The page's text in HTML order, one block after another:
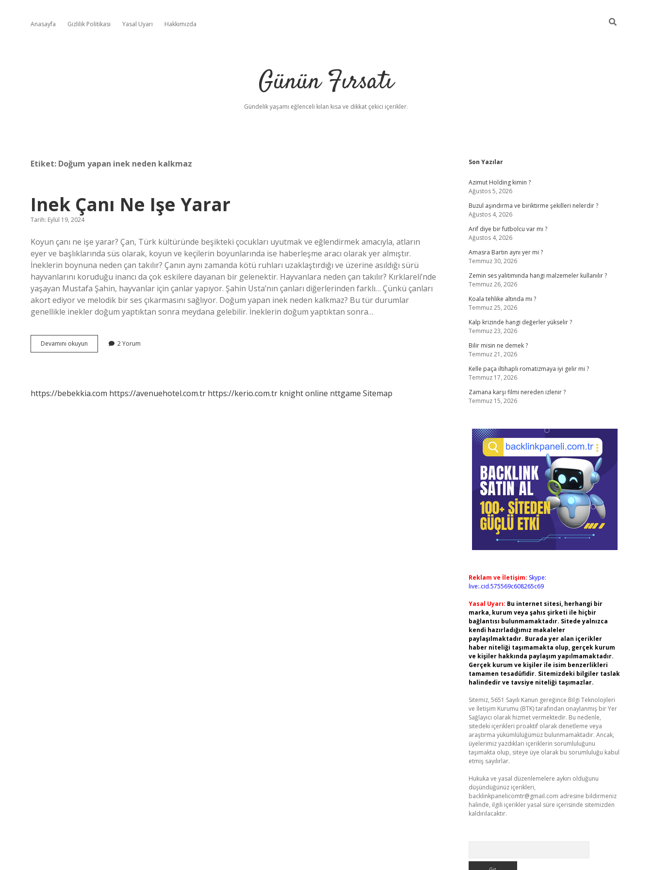
Anasayfa Gizlilik Politikası Yasal Uyarı Hakkımızda
Günün Fırsatı
Gündelik yaşamı eğlenceli kılan kısa ve dikkat çekici içerikler.
Etiket: Doğum yapan inek neden kalkmaz
Inek Çanı Ne Işe Yarar
Tarih: Eylül 19, 2024
Koyun çanı ne işe yarar? Çan, Türk kültüründe beşikteki çocukları uyutmak ve eğlendirmek amacıyla, atların
eyer ve başlıklarında süs olarak, koyun ve keçilerin boyunlarında ise haberleşme aracı olarak yer almıştır.
İneklerin boynuna neden çan takılır? Çanın aynı zamanda kötü ruhları uzaklaştırdığı ve üzerine asıldığı sürü
hayvanlarını koruduğu inancı da çok eskilere dayanan bir gelenektir. Hayvanlara neden çan takılır? Kırklareli’nde
yaşayan Mustafa Şahin, hayvanlar için çanlar yapıyor. Şahin Usta’nın çanları diğerlerinden farklı… Çünkü çanları
akort ediyor ve melodik bir ses çıkarmasını sağlıyor. Doğum yapan inek neden kalkmaz? Bu tür durumlar
genellikle inekler doğum yaptıktan sonra meydana gelebilir. İneklerin doğum yaptıktan sonra…
Devamını okuyun
Çanı
2 Yorum
https://bebekkia.com https://avenuehotel.com.tr https://kerio.com.tr knight online nttgame Sitemap
Sidebar
Son Yazılar
Azimut Holding kimin ?
Ağustos 5, 2026
Buzul aşındırma ve biriktirme şekilleri nelerdir ?
Ağustos 4, 2026
Arif diye bir futbolcu var mı ?
Ağustos 4, 2026
Amasra Bartın aynı yer mi ?
Temmuz 30, 2026
Zemin ses yalıtımında hangi malzemeler kullanılır ?
Temmuz 26, 2026
Koala tehlike altında mı ?
Temmuz 25, 2026
Kalp krizinde hangi değerler yükselir ?
Temmuz 23, 2026
Bilir misin ne demek ?
Temmuz 21, 2026
Kelle paça iltihaplı romatizmaya iyi gelir mi ?
Temmuz 17, 2026
Zamana karşı filmi nereden izlenir ?
Temmuz 15, 2026
Reklam ve İletişim: Skype:
live:.cid.575569c608265c69
Yasal Uyarı: Bu internet sitesi, herhangi bir
marka, kurum veya şahıs şirketi ile hiçbir
bağlantısı bulunmamaktadır. Sitede yalnızca
kendi hazırladığımız makaleler
paylaşılmaktadır. Burada yer alan içerikler
haber niteliği taşımamakta olup, gerçek kurum
ve kişiler hakkında paylaşım yapılmamaktadır.
Gerçek kurum ve kişiler ile isim benzerlikleri
tamamen tesadüfidir. Sitemizdeki bilgiler taslak
halindedir ve tavsiye niteliği taşımazlar.
Sitemiz, 5651 Sayılı Kanun gereğince Bilgi Teknolojileri
ve İletişim Kurumu (BTK) tarafından onaylanmış bir Yer
Sağlayıcı olarak hizmet vermektedir. Bu nedenle,
sitedeki içerikleri proaktif olarak denetleme veya
araştırma yükümlülüğümüz bulunmamaktadır. Ancak,
üyelerimiz yazdıkları içeriklerin sorumluluğunu
taşımakta olup, siteye üye olarak bu sorumluluğu kabul
etmiş sayılırlar.
Hukuka ve yasal düzenlemelere aykırı olduğunu
düşündüğünüz içerikleri,
backlinkpanelicomtr@gmail.com adresine bildirmeniz
halinde, ilgili içerikler yasal süre içerisinde sitemizden
kaldırılacaktır.
vdcasino güncel giriş